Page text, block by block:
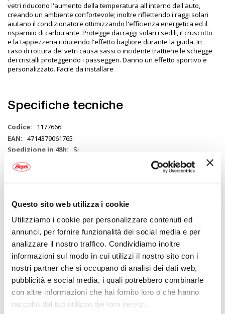
Questo sito web utilizza i cookie
Utilizziamo i cookie per personalizzare contenuti ed
annunci, per fornire funzionalità dei social media e per
analizzare il nostro traffico. Condividiamo inoltre
informazioni sul modo in cui utilizzi il nostro sito con i
nostri partner che si occupano di analisi dei dati web,
pubblicità e social media, i quali potrebbero combinarle
con altre informazioni che hai fornito loro o che hanno
raccolto dal tuo utilizzo dei loro servizi.
vetri riducono l'aumento della temperatura all'interno dell'auto,
creando un ambiente confortevole; inoltre riflettendo i raggi solari
aiutano il condizionatore ottimizzando l'efficienza energetica ed il
risparmio di carburante. Protegge dai raggi solari i sedili, il cruscotto
e la tappezzeria riducendo l'effetto bagliore durante la guida. In
caso di rottura dei vetri causa sassi o incidente trattiene le schegge
dei cristalli proteggendo i passeggeri. Danno un effetto sportivo e
personalizzato. Facile da installare
Specifiche tecniche
Maggiori
Informazioni
1177666
4714379061765
Si
Pellicola vetro
Fumè
1
Prezzo speciale
NEXUS
Fumè 300x76cm
I nostri consigli